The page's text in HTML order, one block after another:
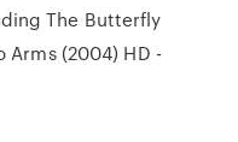
The Butterfly
Arms (2004) HD -